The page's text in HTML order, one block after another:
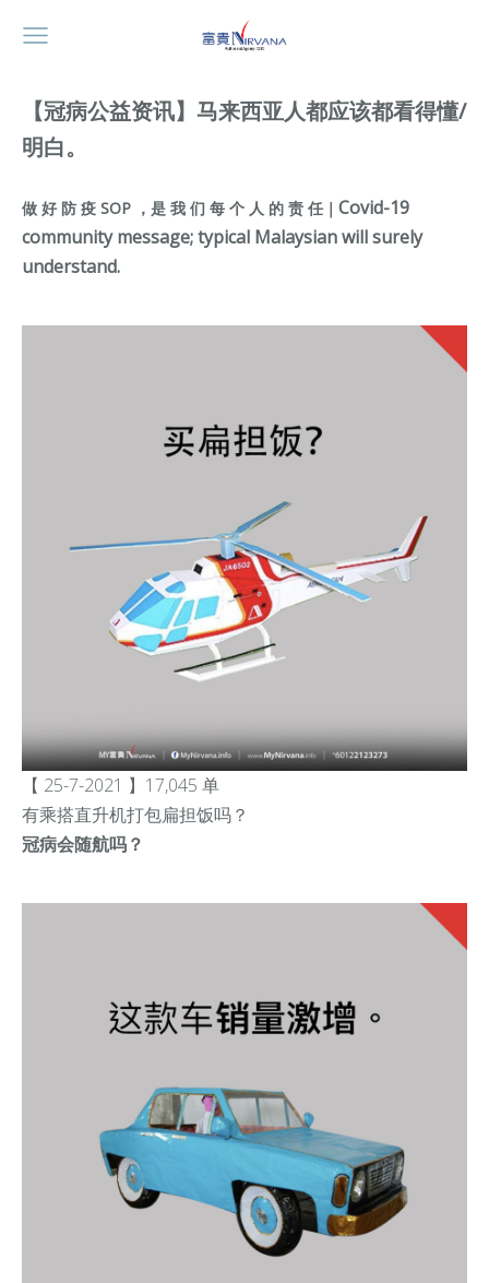
【冠病公益资讯】马来西亚人都应该都看得懂/
明白。
做 好 防 疫 SOP ，是 我 们 每 个 人 的 责 任｜ Covid-19
community message; typical Malaysian will surely
understand.
【 25-7-2021 】17,045 单
有乘搭直升机打包扁担饭吗？
冠病会随航吗？